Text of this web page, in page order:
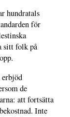
hundratals
för
sitt folk på
de
att fortsätta
Inte